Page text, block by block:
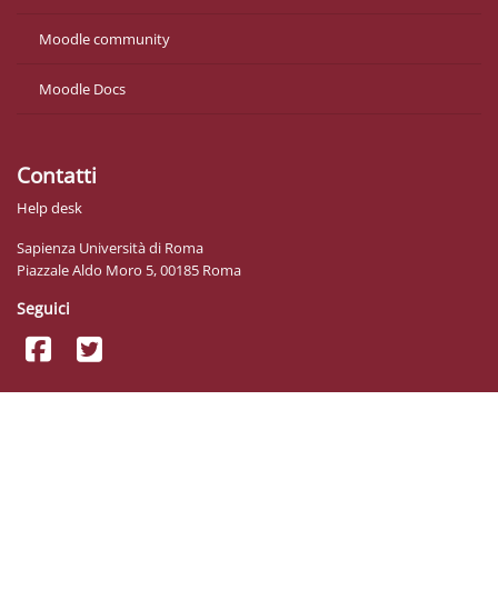
Moodle community
Moodle Docs
Contatti
Help desk
Sapienza Università di Roma
Piazzale Aldo Moro 5, 00185 Roma
Seguici